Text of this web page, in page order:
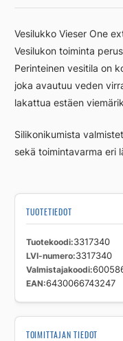
One
extra
matala
ka
määrä
Vesilukko Vieser One
Vesilukon toiminta
Perinteinen vesitila on
joka avautuu veden
lakattua estäen
Silikonikumista
sekä toimintavarma eri
TUOTETIEDOT
Tuotekoodi 3317340
LVI-numero 3317340
Valmistajakoodi
EAN 6430066743247
TOIMITTAJAN TIEDOT